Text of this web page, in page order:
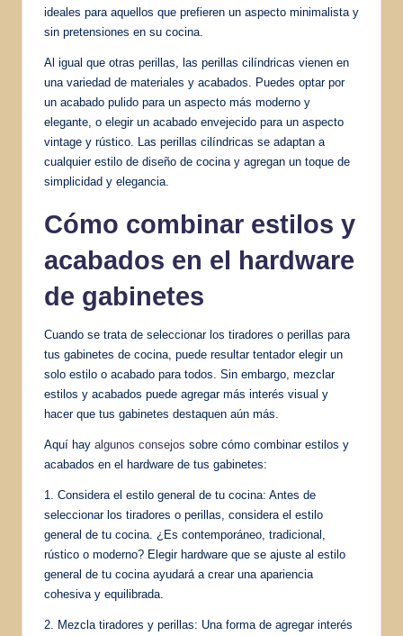
ideales para aquellos que prefieren un aspecto minimalista y
sin pretensiones en su cocina.
Al igual que otras perillas, las perillas cilíndricas vienen en
una variedad de materiales y acabados. Puedes optar por
un acabado pulido para un aspecto más moderno y
elegante, o elegir un acabado envejecido para un aspecto
vintage y rústico. Las perillas cilíndricas se adaptan a
cualquier estilo de diseño de cocina y agregan un toque de
simplicidad y elegancia.
Cómo combinar estilos y
acabados en el hardware
de gabinetes
Cuando se trata de seleccionar los tiradores o perillas para
tus gabinetes de cocina, puede resultar tentador elegir un
solo estilo o acabado para todos. Sin embargo, mezclar
estilos y acabados puede agregar más interés visual y
hacer que tus gabinetes destaquen aún más.
Aquí hay algunos consejos sobre cómo combinar estilos y
acabados en el hardware de tus gabinetes:
1. Considera el estilo general de tu cocina: Antes de
seleccionar los tiradores o perillas, considera el estilo
general de tu cocina. ¿Es contemporáneo, tradicional,
rústico o moderno? Elegir hardware que se ajuste al estilo
general de tu cocina ayudará a crear una apariencia
cohesiva y equilibrada.
2. Mezcla tiradores y perillas: Una forma de agregar interés